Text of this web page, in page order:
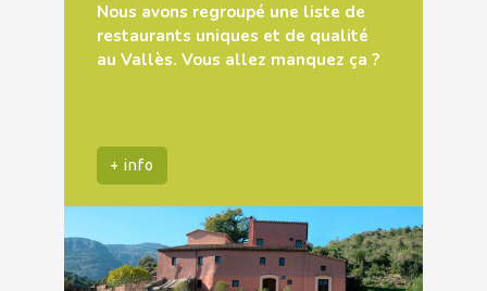
Nous avons regroupé une liste de
restaurants uniques et de qualité
au Vallès. Vous allez manquez ça ?
+ info